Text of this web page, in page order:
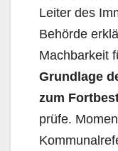
Leiter des
Behörde
Machbarkeit
Grundlage
zum
prüfe.